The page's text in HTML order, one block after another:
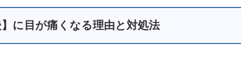
に目が痛くなる理由と対処法